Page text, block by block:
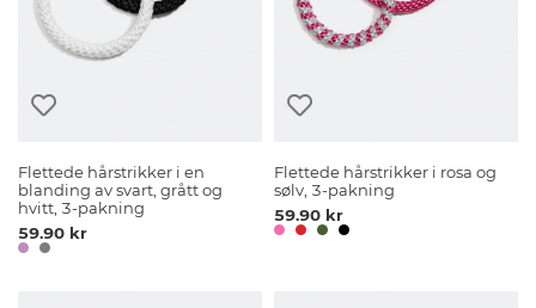
Flettede hårstrikker i en
blanding av svart, grått og
hvitt, 3-pakning
59.90 kr
Flettede hårstrikker i rosa og
sølv, 3-pakning
59.90 kr